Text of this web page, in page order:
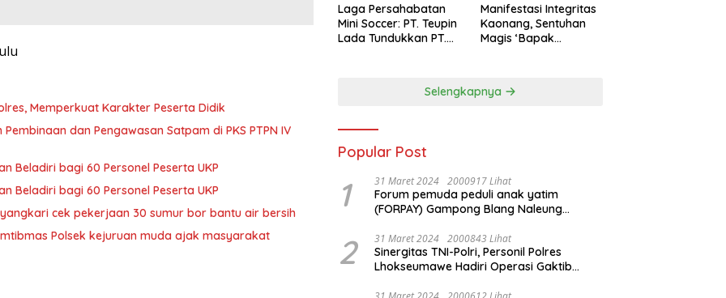
Memperkuat Karakter Peserta Didik
dan Pengawasan Satpam di PKS PTPN IV
Beladiri bagi 60 Personel Peserta UKP
Beladiri bagi 60 Personel Peserta UKP
cek pekerjaan 30 sumur bor bantu air bersih
Polsek kejuruan muda ajak masyarakat
Laga Persahabatan
Mini Soccer: PT. Teupin
Lada Tundukkan PT.
Manifestasi Integritas
Kaonang, Sentuhan
Magis ‘Bapak
Tangerang
Selengkapnya
Popular Post
1 31 Maret 2024 2000917 Lihat
Forum pemuda peduli anak yatim
(FORPAY) Gampong Blang Naleung
Santunan Yatim-Piatu
2 31 Maret 2024 2000843 Lihat
Sinergitas TNI-Polri, Personil Polres
Lhokseumawe Hadiri Operasi Gaktib